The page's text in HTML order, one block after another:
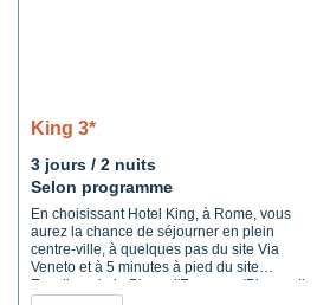
King 3*
3 jours / 2 nuits
Selon programme
En choisissant Hotel King, à Rome, vous
aurez la chance de séjourner en plein
centre-ville, à quelques pas du site Via
Veneto et à 5 minutes à pied du site
Escaliers de la Place d'Espagne (Piazza di